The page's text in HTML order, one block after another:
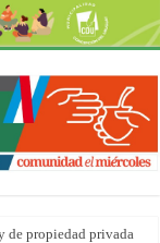
de propiedad privada
y adolescentes que